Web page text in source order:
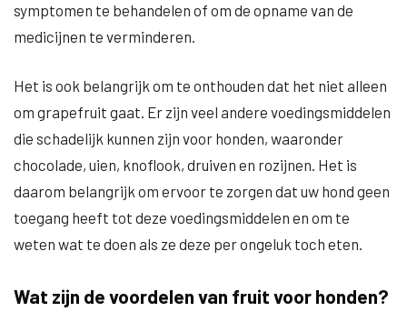
symptomen te behandelen of om de opname van de
medicijnen te verminderen.
Het is ook belangrijk om te onthouden dat het niet alleen
om grapefruit gaat. Er zijn veel andere voedingsmiddelen
die schadelijk kunnen zijn voor honden, waaronder
chocolade, uien, knoflook, druiven en rozijnen. Het is
daarom belangrijk om ervoor te zorgen dat uw hond geen
toegang heeft tot deze voedingsmiddelen en om te
weten wat te doen als ze deze per ongeluk toch eten.
Wat zijn de voordelen van fruit voor honden?